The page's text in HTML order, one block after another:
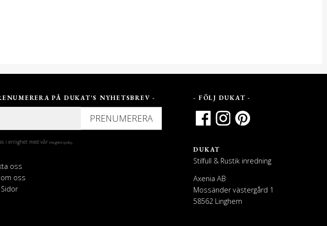
PÅ DUKAT'S NYHETSBREV -
PRENUMERERA
i enlighet med vår integritetspolicy.
oss
oss
- FÖLJ DUKAT -
DUKAT
Stilfull & Rustik inredning
Axenia AB
Mossänder västergård 1
58562 Linghem